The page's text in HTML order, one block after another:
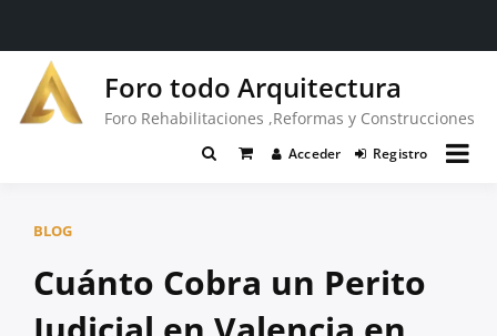
contenido
Foro todo Arquitectura
Foro Rehabilitaciones ,Reformas y Construcciones
Acceder Registro
BLOG
Cuánto Cobra un Perito